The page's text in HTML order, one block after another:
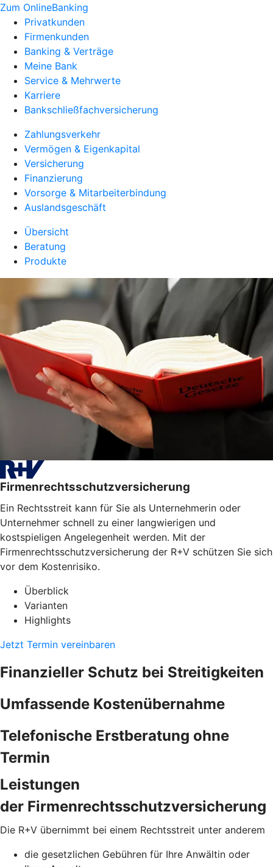
Zum OnlineBanking
Privatkunden
Firmenkunden
Banking & Verträge
Meine Bank
Service & Mehrwerte
Karriere
Bankschließfachversicherung
Zahlungsverkehr
Vermögen & Eigenkapital
Versicherung
Finanzierung
Vorsorge & Mitarbeiterbindung
Auslandsgeschäft
Übersicht
Beratung
Produkte
Firmenrechtsschutzversicherung
Ein Rechtsstreit kann für Sie als Unternehmerin oder
Unternehmer schnell zu einer langwierigen und
kostspieligen Angelegenheit werden. Mit der
Firmenrechtsschutzversicherung der R+V schützen Sie sich
vor dem Kostenrisiko.
Überblick
Varianten
Highlights
Jetzt Termin vereinbaren
Finanzieller Schutz bei Streitigkeiten
Umfassende Kostenübernahme
Telefonische Erstberatung ohne
Termin
Leistungen
der Firmenrechtsschutzversicherung
Die R+V übernimmt bei einem Rechtsstreit unter anderem
die gesetzlichen Gebühren für Ihre Anwältin oder